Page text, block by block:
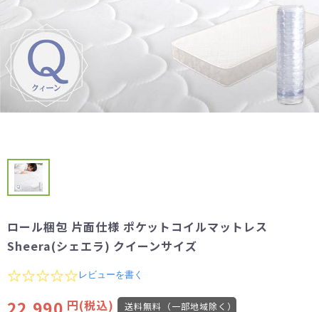
ロール梱包 片面仕様 ポケットコイルマットレス
Sheera(シェエラ) クイーンサイズ
0.0
rating
レビューを書く
円(税込) 送料無料（一部地域除く）